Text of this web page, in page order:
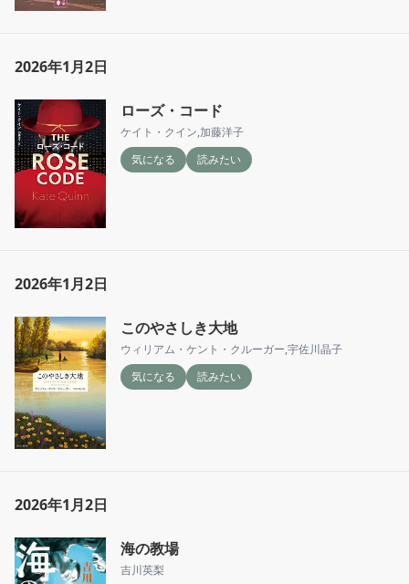
2026年1月2日
ローズ・コード
ケイト・クイン,加藤洋子
気になる
読みたい
2026年1月2日
このやさしき大地
ウィリアム・ケント・クルーガー,宇佐川晶子
気になる
読みたい
2026年1月2日
海の教場
吉川英梨